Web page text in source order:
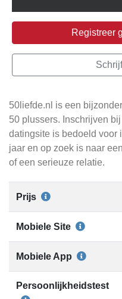
Registreer
50liefde.nl is een
50 plussers. Inschrijven
datingsite is bedoeld voor
jaar en op zoek is naar
of een serieuze relatie.
Prijs
Mobiele Site
Mobiele App
Persoonlijkheidstest